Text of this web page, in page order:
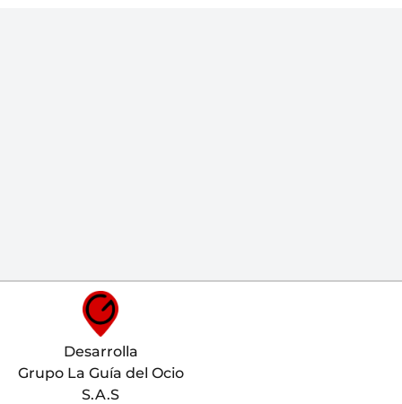
Desarrolla
Grupo La Guía del Ocio
S.A.S